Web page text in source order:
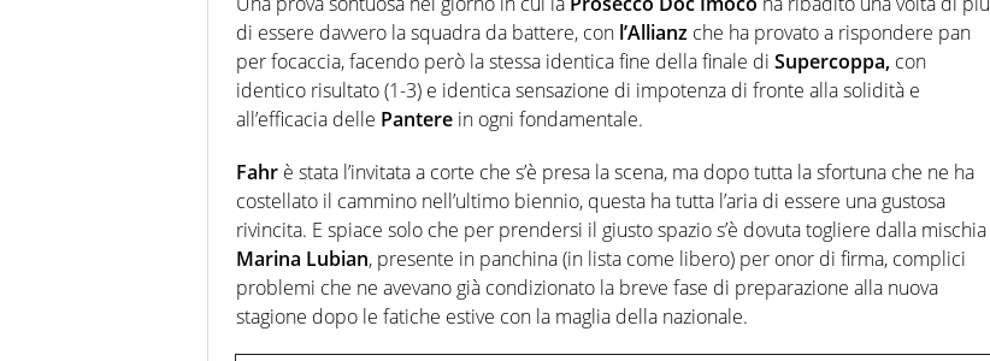
di essere davvero la squadra da battere, con l’Allianz che ha provato a rispondere pan
per focaccia, facendo però la stessa identica fine della finale di Supercoppa, con
identico risultato (1-3) e identica sensazione di impotenza di fronte alla solidità e
all’efficacia delle Pantere in ogni fondamentale.
Fahr è stata l’invitata a corte che s’è presa la scena, ma dopo tutta la sfortuna che ne ha
costellato il cammino nell’ultimo biennio, questa ha tutta l’aria di essere una gustosa
rivincita. E spiace solo che per prendersi il giusto spazio s’è dovuta togliere dalla mischia
Marina Lubian, presente in panchina (in lista come libero) per onor di firma, complici
problemi che ne avevano già condizionato la breve fase di preparazione alla nuova
stagione dopo le fatiche estive con la maglia della nazionale.